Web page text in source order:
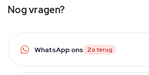
Nog vragen?
WhatsApp ons Zo terug